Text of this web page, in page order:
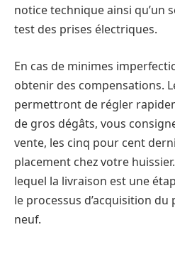
notice technique ainsi qu’un
test des prises électriques.
En cas de minimes
obtenir des compensations.
permettront de régler
de gros dégâts, vous
vente, les cinq pour cent
placement chez votre
lequel la livraison est une
le processus d’acquisition
neuf.